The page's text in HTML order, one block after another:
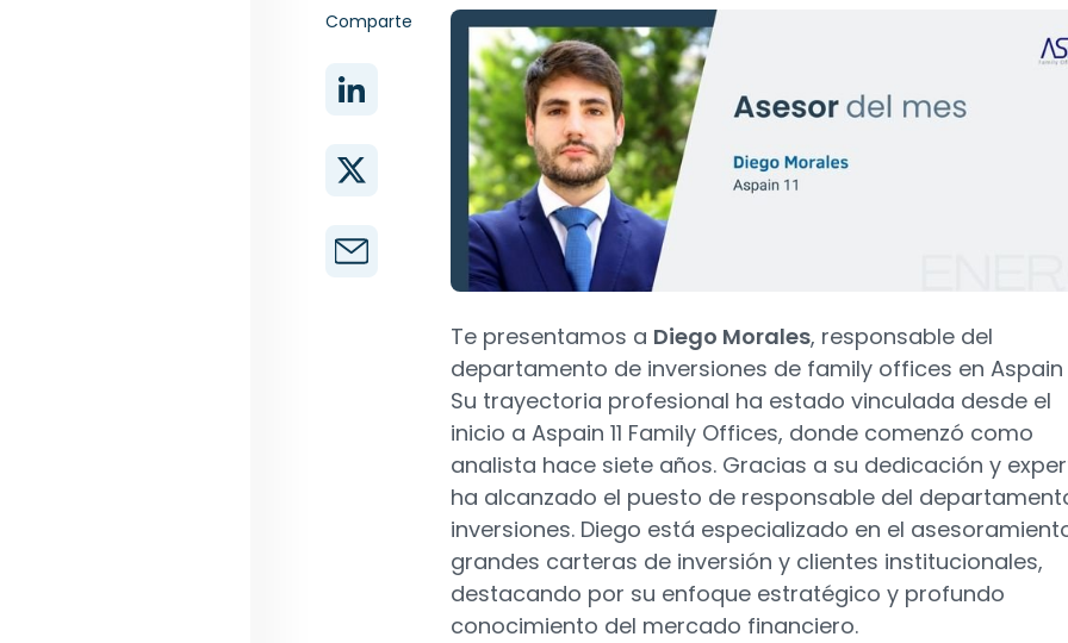
Comparte
Te presentamos a Diego Morales, responsable del
departamento de inversiones de family offices en Aspain
Su trayectoria profesional ha estado vinculada desde el
inicio a Aspain 11 Family Offices, donde comenzó como
analista hace siete años. Gracias a su dedicación y
ha alcanzado el puesto de responsable del
inversiones. Diego está especializado en el
grandes carteras de inversión y clientes institucionales,
destacando por su enfoque estratégico y profundo
conocimiento del mercado financiero.